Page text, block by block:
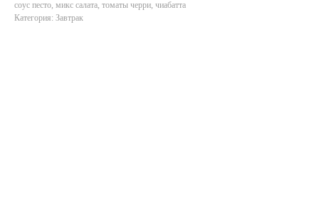
соус песто, микс салата, томаты черри, чиабатта
Категория: Завтрак